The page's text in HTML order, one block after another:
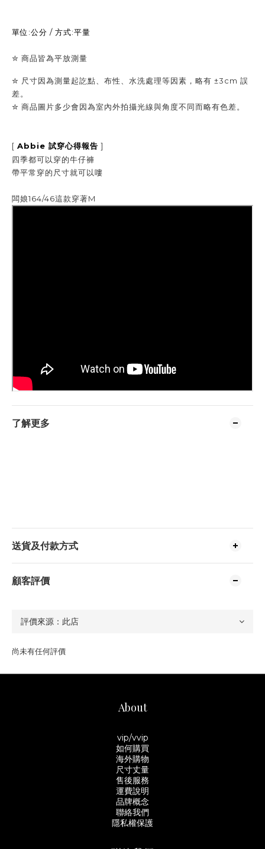
單位:公分 / 方式:平量
✮ 商品皆為平放測量
✮ 尺寸因為測量起訖點、布性、水洗處理等因素，略有 ±3cm 誤
差。
✮ 商品圖片多少會因為室內外拍攝光線與角度不同而略有色差。
[ Abbie 試穿心得報告 ]
四季都可以穿的牛仔褲
帶平常穿的尺寸就可以嘍
闆娘164/46這款穿著M
了解更多
送貨及付款方式
顧客評價
尚未有任何評價
About
vip/vvip
如何購買
海外購物
尺寸丈量
售後服務
運費說明
品牌概念
聯絡我們
隱私權保護